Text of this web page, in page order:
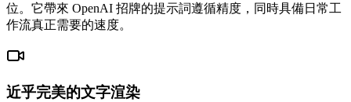
位。它帶來 OpenAI 招牌的提示詞遵循精度，同時具備日常工
作流真正需要的速度。
近乎完美的文字渲染